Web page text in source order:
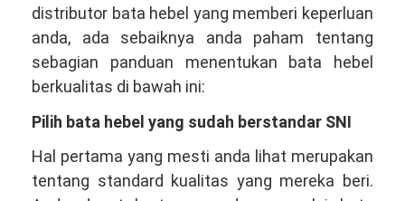
distributor bata hebel yang memberi keperluan
anda, ada sebaiknya anda paham tentang
sebagian panduan menentukan bata hebel
berkualitas di bawah ini:
Pilih bata hebel yang sudah berstandar SNI
Hal pertama yang mesti anda lihat merupakan
tentang standard kualitas yang mereka beri.